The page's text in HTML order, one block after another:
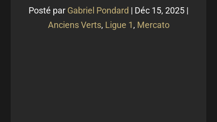
Posté par Gabriel Pondard | Déc 15, 2025 |
Anciens Verts, Ligue 1, Mercato